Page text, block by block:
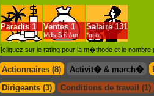
Paradis 1 Ventes 1
Mds $.€ /an
Salaire 131
*min.
[cliquez sur le rating pour la m�thode et le
Actionnaires (8) Activit� & march�
Dirigeants (3)
Conditions de travail (1)